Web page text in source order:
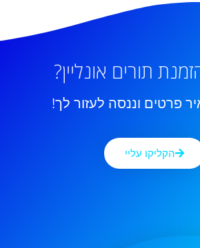
תורים אונליין?
פרטים וננסה לעזור לך!
הקליקו עליי